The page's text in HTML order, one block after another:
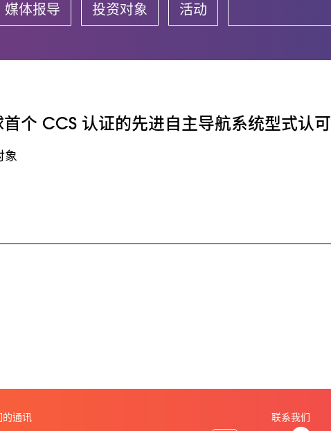
媒体报导 投资对象 活动
首个 CCS 认证的先进自主导航系统型式认可
象
的通讯
联系我们